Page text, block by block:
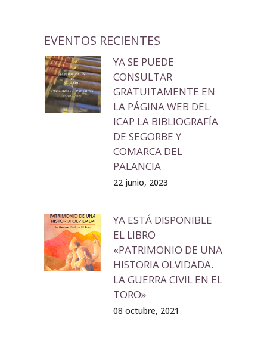
EVENTOS RECIENTES
YA SE PUEDE
CONSULTAR
GRATUITAMENTE EN
LA PÁGINA WEB DEL
ICAP LA BIBLIOGRAFÍA
DE SEGORBE Y
COMARCA DEL
PALANCIA
22 junio, 2023
YA ESTÁ DISPONIBLE
EL LIBRO
«PATRIMONIO DE UNA
HISTORIA OLVIDADA.
LA GUERRA CIVIL EN EL
TORO»
08 octubre, 2021